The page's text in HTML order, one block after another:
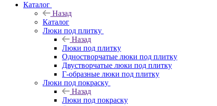
Каталог
Назад
Каталог
Люки под плитку
Назад
Люки под плитку
Одностворчатые люки под плитку
Двустворчатые люки под плитку
Г-образные люки под плитку
Люки под покраску
Назад
Люки под покраску